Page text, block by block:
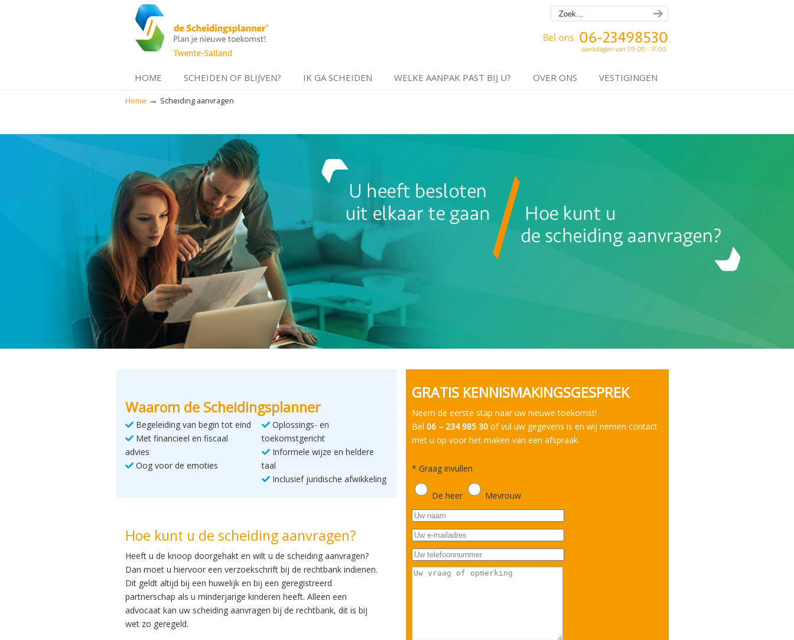
HOME SCHEIDEN OF BLIJVEN? IK GA SCHEIDEN WELKE AANPAK PAST BIJ U? OVER ONS VESTIGINGEN
Navigation
Home → Scheiding aanvragen
Waarom de Scheidingsplanner
Begeleiding van begin tot eind
Met financieel en fiscaal
advies
Oog voor de emoties
Oplossings- en
toekomstgericht
Informele wijze en heldere
taal
Inclusief juridische afwikkeling
Hoe kunt u de scheiding aanvragen?
Heeft u de knoop doorgehakt en wilt u de scheiding aanvragen?
Dan moet u hiervoor een verzoekschrift bij de rechtbank indienen.
Dit geldt altijd bij een huwelijk en bij een geregistreerd
partnerschap als u minderjarige kinderen heeft. Alleen een
advocaat kan uw scheiding aanvragen bij de rechtbank, dit is bij
wet zo geregeld.
GRATIS KENNISMAKINGSGESPREK
Neem de eerste stap naar uw nieuwe toekomst!
Bel 06 – 234 985 30 of vul uw gegevens is en wij nemen contact
met u op voor het maken van een afspraak.
* Graag invullen
De heer Mevrouw